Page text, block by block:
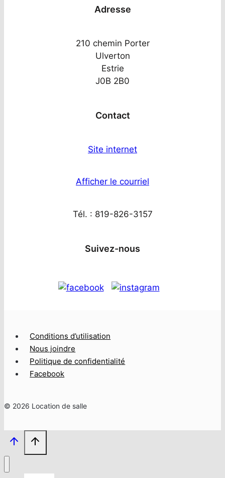
Adresse
210 chemin Porter
Ulverton
Estrie
J0B 2B0
Contact
Site internet
Afficher le courriel
Tél. : 819-826-3157
Suivez-nous
Conditions d’utilisation
Nous joindre
Politique de confidentialité
Facebook
© 2026 Location de salle